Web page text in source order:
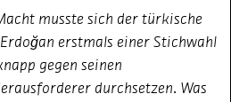
musste sich der türkische
erstmals einer Stichwahl
gegen seinen
durchsetzen. Was